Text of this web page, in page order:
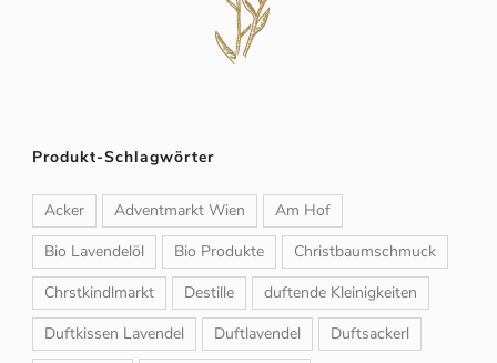
Produkt-Schlagwörter
Acker Adventmarkt Wien
Am Hof
Bio Lavendelöl
Bio Produkte
Christbaumschmuck
Chrstkindlmarkt
Destille
duftende Kleinigkeiten
Duftkissen Lavendel
Duftlavendel
Duftsackerl